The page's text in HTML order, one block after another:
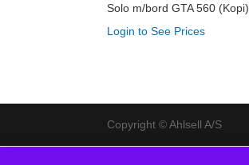
Solo m/bord GTA 560 (Kopi)
Login to See Prices
Copyright © Ahlsell A/S